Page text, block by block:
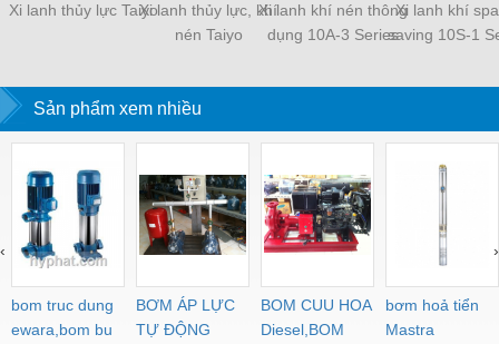
Xi lanh thủy lực TaiyoXi lanh thủy lực, khí
nén Taiyo
Xi lanh khí nén thông
dụng 10A-3 Series
Xi lanh khí
saving 10S-1
Sản phẩm xem nhiều
bom truc dung
ewara,bom bu
BƠM ÁP LỰC
TỰ ĐỘNG
BOM CUU HOA
Diesel,BOM
bơm hoả tiển
Mastra
‹ ›